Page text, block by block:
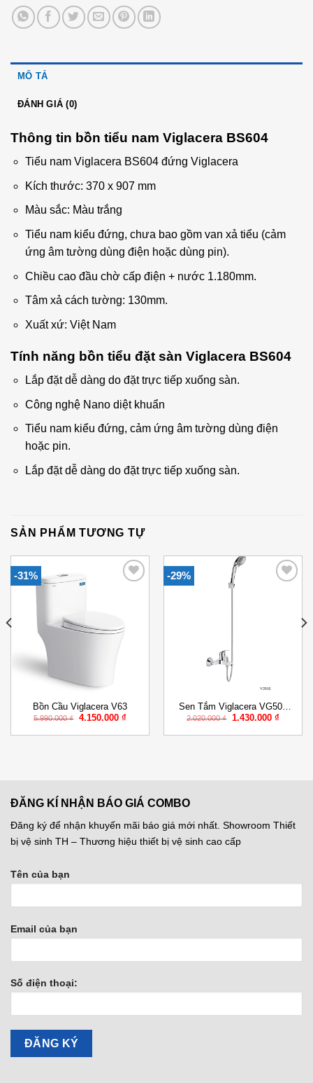
MÔ TẢ
ĐÁNH GIÁ (0)
Thông tin bồn tiểu nam Viglacera BS604
Tiểu nam Viglacera BS604 đứng Viglacera
Kích thước: 370 x 907 mm
Màu sắc: Màu trắng
Tiểu nam kiểu đứng, chưa bao gồm van xả tiểu (cảm
ứng âm tường dùng điện hoặc dùng pin).
Chiều cao đầu chờ cấp điện + nước 1.180mm.
Tâm xả cách tường: 130mm.
Xuất xứ: Việt Nam
Tính năng bồn tiểu đặt sàn Viglacera BS604
Lắp đặt dễ dàng do đặt trực tiếp xuống sàn.
Công nghệ Nano diệt khuẩn
Tiểu nam kiểu đứng, cảm ứng âm tường dùng điện
hoặc pin.
Lắp đặt dễ dàng do đặt trực tiếp xuống sàn.
SẢN PHẨM TƯƠNG TỰ
-31%
Wishlist
Bồn Cầu Viglacera V63
5.990.000₫
Giá
là:
4.150.000 ₫Giá
tại
-29%
Sen Tắm Viglacera VG502
Nóng Lạnh
2.020.000₫
Giá
là:
1.430.000 ₫Giá
tại
ĐĂNG KÍ NHẬN BÁO GIÁ COMBO
Đăng ký để nhận khuyến mãi báo giá mới nhất. Showroom Thiết
bị vệ sinh TH – Thương hiệu thiết bị vệ sinh cao cấp
Tên của bạn
Email của bạn
Số điện thoại: